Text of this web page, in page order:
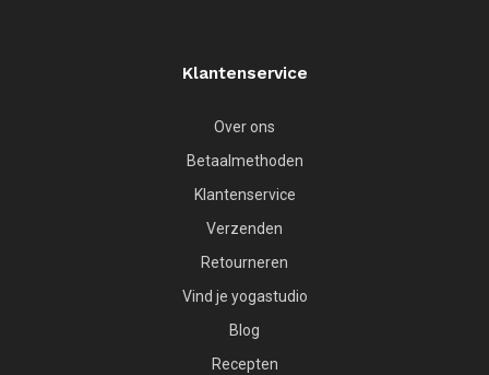
Klantenservice
Over ons
Betaalmethoden
Klantenservice
Verzenden
Retourneren
Vind je yogastudio
Blog
Recepten